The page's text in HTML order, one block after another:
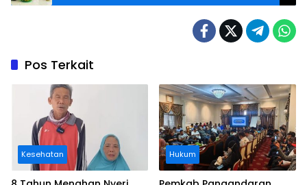
Pangandaran
Pos Terkait
Kesehatan Hukum